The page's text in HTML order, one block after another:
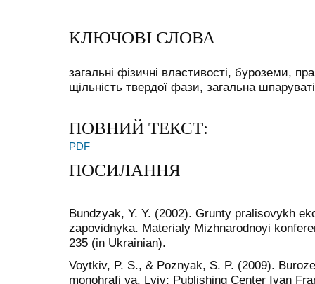
КЛЮЧОВІ СЛОВА
загальні фізичні властивості, буроземи,
щільність твердої фази, загальна
ПОВНИЙ ТЕКСТ:
PDF
ПОСИЛАННЯ
Bundzyak, Y. Y. (2002). Grunty pralisovykh
zapovidnyka. Materialy Mizhnarodnoyi
235 (in Ukrainian).
Voytkiv, P. S., & Poznyak, S. P. (2009).
monohrafi ya. Lviv: Publishing Center Ivan